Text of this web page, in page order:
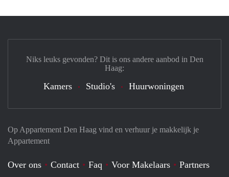
Op Appartement Den Haag vind en verhuur je makkelijk je
Appartement
Over ons Contact Faq Voor Makelaars
Partners
Niks leuks gevonden? Dit is ons andere aanbod in Den
Haag:
Kamers Studio's Huurwoningen